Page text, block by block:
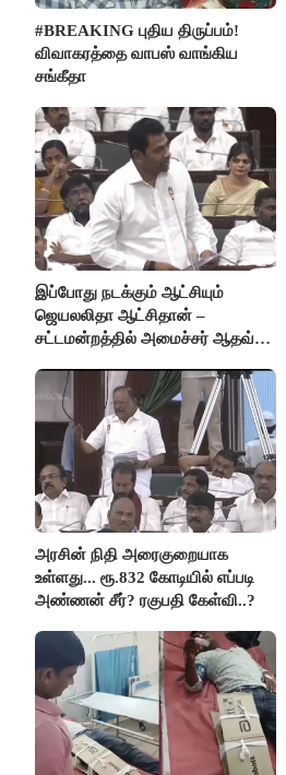
#BREAKING புதிய திருப்பம்!
விவாகரத்தை வாபஸ் வாங்கிய
சங்கீதா
இப்போது நடக்கும் ஆட்சியும்
ஜெயலலிதா ஆட்சிதான் –
சட்டமன்றத்தில் அமைச்சர் ஆதவ்
அரசின் நிதி அரைகுறையாக
உள்ளது... ரூ.832 கோடியில் எப்படி
அண்ணன் சீர்? ரகுபதி கேள்வி..?